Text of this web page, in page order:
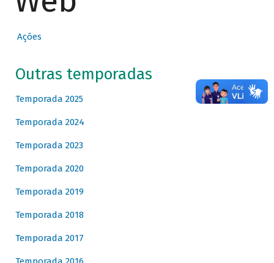
Ações
Outras temporadas
Temporada 2025
Temporada 2024
Temporada 2023
Temporada 2020
Temporada 2019
Temporada 2018
Temporada 2017